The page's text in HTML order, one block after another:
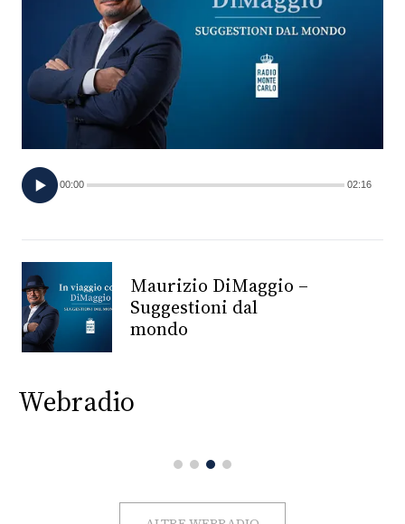
EVENTI
VIDEO
TV
PRINCIPATO
MONACO
RMC
CONSIGLIA
00:00 02:16
Maurizio DiMaggio –
Suggestioni dal
mondo
Webradio